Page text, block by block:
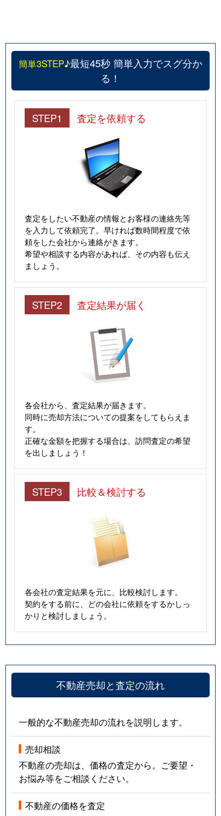
簡単3STEP♪最短45秒 簡単入力でスグ分か
る！
STEP1 査定を依頼する
査定をしたい不動産の情報とお客様の連絡先等
を入力して依頼完了。早ければ数時間程度で依
頼をした会社から連絡がきます。
希望や相談する内容があれば、その内容も伝え
ましょう。
STEP2 査定結果が届く
各会社から、査定結果が届きます。
同時に売却方法についての提案をしてもらえま
す。
正確な金額を把握する場合は、訪問査定の希望
を出しましょう！
STEP3 比較＆検討する
各会社の査定結果を元に、比較検討します。
契約をする前に、どの会社に依頼をするかしっ
かりと検討しましょう。
不動産売却と査定の流れ
一般的な不動産売却の流れを説明します。
売却相談
不動産の売却は、価格の査定から。ご要望・
お悩み等をご相談ください。
不動産の価格を査定